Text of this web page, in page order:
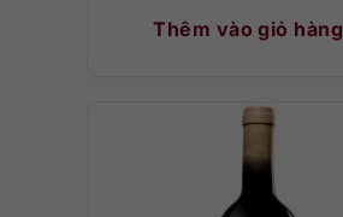
Thêm vào giỏ hàng